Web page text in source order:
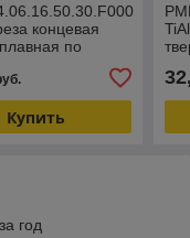
концевая
по
Купить
год